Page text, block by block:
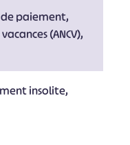
de paiement,
(ANCV),
insolite,